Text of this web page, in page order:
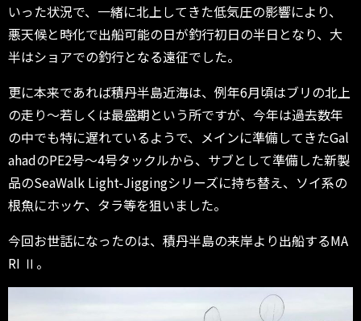
いった状況で、一緒に北上してきた低気圧の影響により、
悪天候と時化で出船可能の日が釣行初日の半日となり、大
半はショアでの釣行となる遠征でした。
更に本来であれば積丹半島近海は、例年6月頃はブリの北上
の走り～若しくは最盛期という所ですが、今年は過去数年
の中でも特に遅れているようで、メインに準備してきたGal
ahadのPE2号～4号タックルから、サブとして準備した新製
品のSeaWalk Light-Jiggingシリーズに持ち替え、ソイ系の
根魚にホッケ、タラ等を狙いました。
今回お世話になったのは、積丹半島の来岸より出船するMA
RI Ⅱ。